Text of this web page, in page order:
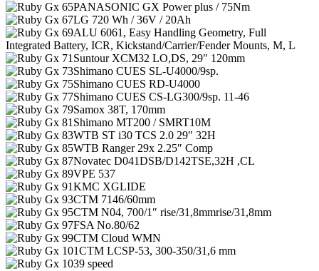
PANASONIC GX Power plus / 75Nm
LG 720 Wh / 36V / 20Ah
ALU 6061, Easy Handling Geometry, Full
Integrated Battery, ICR, Kickstand/Carrier/Fender Mounts, M, L
Suntour XCM32 LO,DS, 29″ 120mm
Shimano CUES SL-U4000/9sp.
Shimano CUES RD-U4000
Shimano CUES CS-LG300/9sp. 11-46
Samox 38T, 170mm
Shimano MT200 / SMRT10M
WTB ST i30 TCS 2.0 29″ 32H
WTB Ranger 29x 2.25″ Comp
Novatec D041DSB/D142TSE,32H ,CL
VPE 537
KMC XGLIDE
CTM 7146/60mm
CTM N04, 700/1″ rise/31,8mmrise/31,8mm
FSA No.80/62
CTM Cloud WMN
CTM LCSP-53, 300-350/31,6 mm
9 speed